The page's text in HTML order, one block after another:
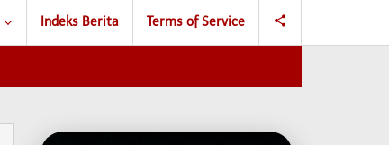
Indeks Berita Terms of Service